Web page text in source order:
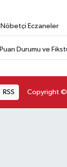
Nöbetçi Eczaneler
Puan Durumu ve
RSS Copyright ©